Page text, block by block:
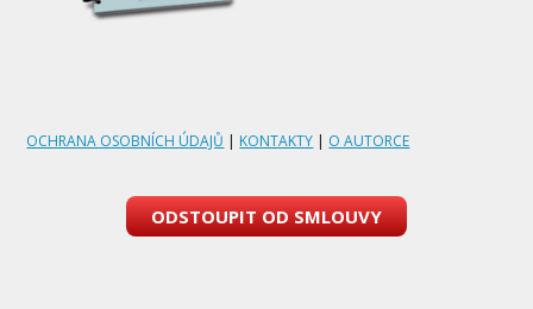
OCHRANA OSOBNÍCH ÚDAJŮ | KONTAKTY | O AUTORCE
ODSTOUPIT OD SMLOUVY